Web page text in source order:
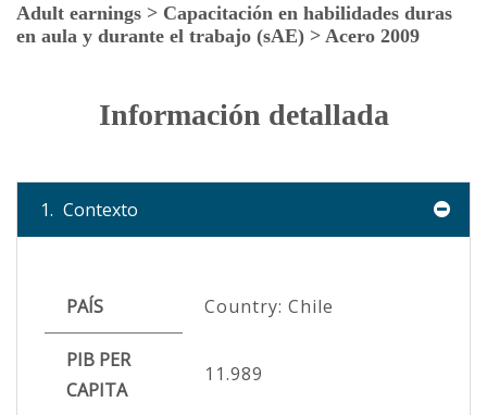
Adult earnings > Capacitación en habilidades duras
en aula y durante el trabajo (sAE) > Acero 2009
Información detallada
1. Contexto
PAÍS Country: Chile
PIB PER
CAPITA
11.989